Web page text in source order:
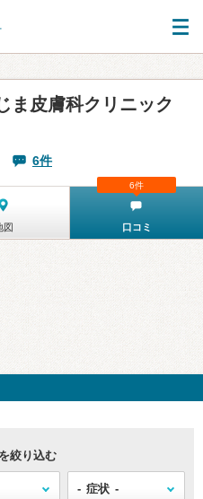
ま皮膚科クリニック
6件
図 口コミ
6件
絞り込む